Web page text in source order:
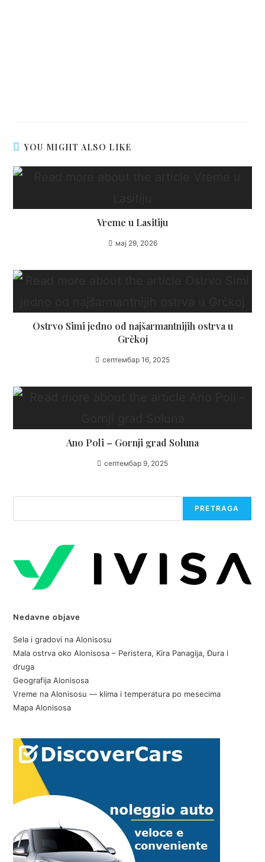
YOU MIGHT ALSO LIKE
Vreme u Lasitiju
мај 29, 2026
Ostrvo Simi jedno od najšarmantnijih ostrva u
Grčkoj
септембар 16, 2025
Ano Poli – Gornji grad Soluna
септембар 9, 2025
PRETRAGA
Nedavne objave
Sela i gradovi na Alonisosu
Mala ostrva oko Alonisosa – Peristera, Kira Panagija, Đura i
druga
Geografija Alonisosa
Vreme na Alonisosu — klima i temperatura po mesecima
Mapa Alonisosa